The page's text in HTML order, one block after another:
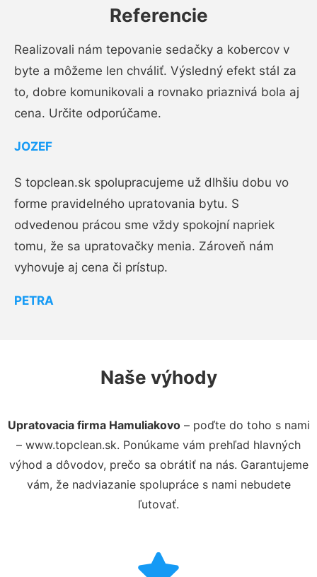
Referencie
Realizovali nám tepovanie sedačky a kobercov v
byte a môžeme len chváliť. Výsledný efekt stál za
to, dobre komunikovali a rovnako priaznivá bola aj
cena. Určite odporúčame.
JOZEF
S topclean.sk spolupracujeme už dlhšiu dobu vo
forme pravidelného upratovania bytu. S
odvedenou prácou sme vždy spokojní napriek
tomu, že sa upratovačky menia. Zároveň nám
vyhovuje aj cena či prístup.
PETRA
Naše výhody
Upratovacia firma Hamuliakovo– poďte do toho s nami
– www.topclean.sk. Ponúkame vám prehľad hlavných
výhod a dôvodov, prečo sa obrátiť na nás. Garantujeme
vám, že nadviazanie spolupráce s nami nebudete
ľutovať.